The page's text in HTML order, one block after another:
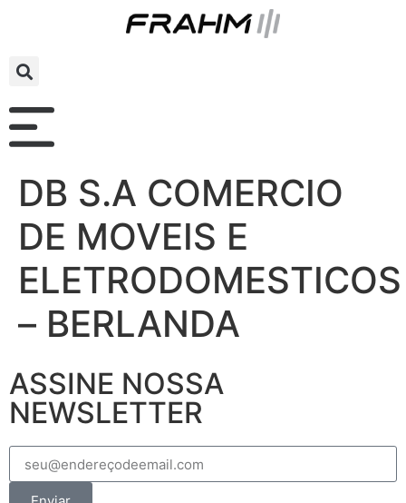
DB S.A COMERCIO
DE MOVEIS E
ELETRODOMESTICOS
– BERLANDA
ASSINE NOSSA
NEWSLETTER